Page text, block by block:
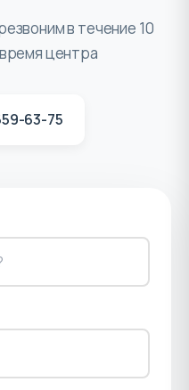
в течение 10
центра
63-75